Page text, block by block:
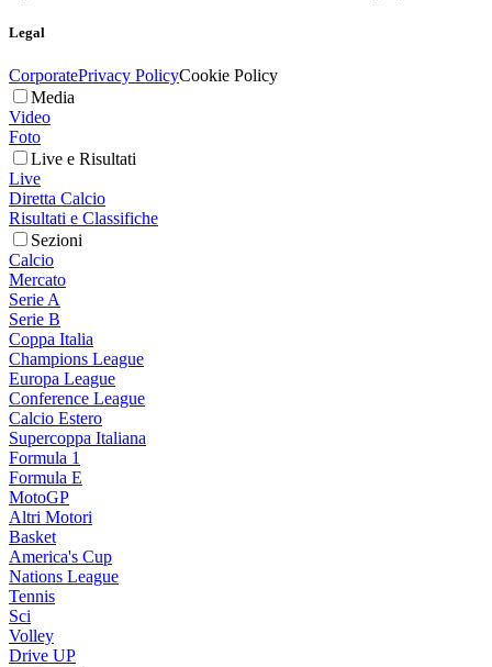
Legal
CorporatePrivacy PolicyCookie Policy
Media
Video
Foto
Live e Risultati
Live
Diretta Calcio
Risultati e Classifiche
Sezioni
Calcio
Mercato
Serie A
Serie B
Coppa Italia
Champions League
Europa League
Conference League
Calcio Estero
Supercoppa Italiana
Formula 1
Formula E
MotoGP
Altri Motori
Basket
America's Cup
Nations League
Tennis
Sci
Volley
Drive UP